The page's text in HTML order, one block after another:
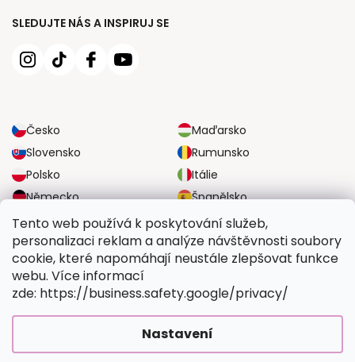
Tento web používá k poskytování služeb,
personalizaci reklam a analýze návštěvnosti soubory
cookie, které napomáhají neustále zlepšovat funkce
webu. Více informací
zde: https://business.safety.google/privacy/
Nastavení
SLEDUJTE NÁS A INSPIRUJ SE
Česko
Maďarsko
Slovensko
Rumunsko
Polsko
Itálie
Německo
Španělsko
Velká Británie
Rakousko
SPOLEHLIVÉ MOŽNOSTI DOPRAVY
BEZPEČNÉ MOŽNOSTI PLATBY